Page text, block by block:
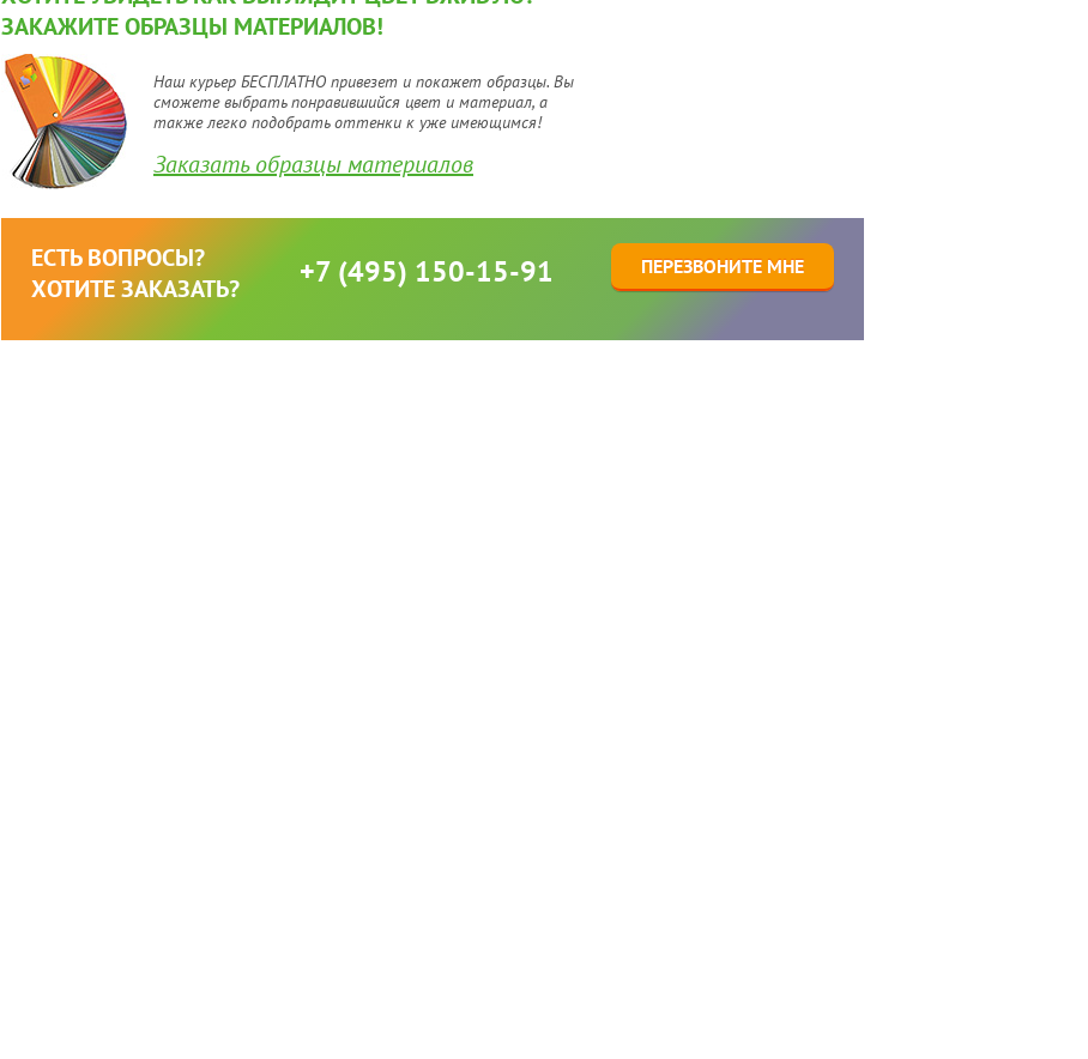
ЗАКАЖИТЕ ОБРАЗЦЫ МАТЕРИАЛОВ!
Наш курьер БЕСПЛАТНО привезет и покажет образцы. Вы
сможете выбрать понравившийся цвет и материал, а
также легко подобрать оттенки к уже имеющимся!
Заказать образцы материалов
ЕСТЬ ВОПРОСЫ?
ХОТИТЕ ЗАКАЗАТЬ?
+7 (495) 150-15-91 ПЕРЕЗВОНИТЕ МНЕ